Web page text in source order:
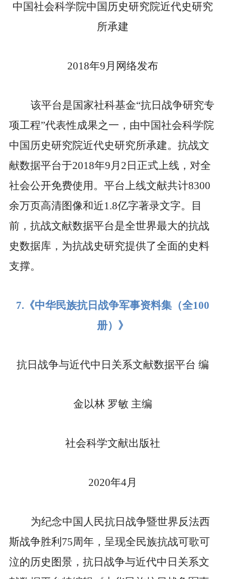
中国社会科学院中国历史研究院近代史研究
所承建
2018年9月网络发布
该平台是国家社科基金“抗日战争研究专
项工程”代表性成果之一，由中国社会科学院
中国历史研究院近代史研究所承建。抗战文
献数据平台于2018年9月 2 日正式上线，对全
社会公开免费使用。平台上线文献共计8300
余万页高清图像和近1.8亿字著录文字。目
前，抗战文献数据平台是全世界最大的抗战
史数据库，为抗战史研究提供了全面的史料
支撑。
7.《中华民族抗日战争军事资料集（全100
册）》
抗日战争与近代中日关系文献数据平台 编
金以林 罗敏 主编
社会科学文献出版社
2020年4月
为纪念中国人民抗日战争暨世界反法西
斯战争胜利 75周年，呈现全民族抗战可歌可
泣的历史图景，抗日战争与近代中日关系文